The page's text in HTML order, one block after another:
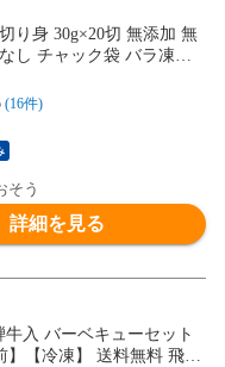
り身 30g×20切 無添加 無
し チャック袋 バラ凍結
り身 骨抜き さけ ギフト
ト
(16件)
そう
詳細を見る
牛入 バーベキューセット
】【冷凍】 送料無料 飛騨